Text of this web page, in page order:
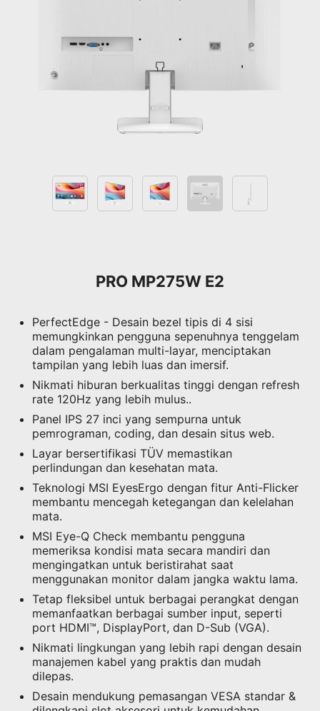
PRO MP275W E2
PerfectEdge - Desain bezel tipis di 4 sisi
memungkinkan pengguna sepenuhnya tenggelam
dalam pengalaman multi-layar, menciptakan
tampilan yang lebih luas dan imersif.
Nikmati hiburan berkualitas tinggi dengan refresh
rate 120Hz yang lebih mulus..
Panel IPS 27 inci yang sempurna untuk
pemrograman, coding, dan desain situs web.
Layar bersertifikasi TÜV memastikan
perlindungan dan kesehatan mata.
Teknologi MSI EyesErgo dengan fitur Anti-Flicker
membantu mencegah ketegangan dan kelelahan
mata.
MSI Eye-Q Check membantu pengguna
memeriksa kondisi mata secara mandiri dan
mengingatkan untuk beristirahat saat
menggunakan monitor dalam jangka waktu lama.
Tetap fleksibel untuk berbagai perangkat dengan
memanfaatkan berbagai sumber input, seperti
port HDMI™, DisplayPort, dan D-Sub (VGA).
Nikmati lingkungan yang lebih rapi dengan desain
manajemen kabel yang praktis dan mudah
dilepas.
Desain mendukung pemasangan VESA standar &